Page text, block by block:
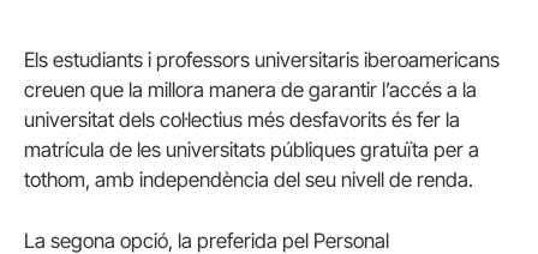
Els estudiants i professors universitaris iberoamericans
creuen que la millora manera de garantir l’accés a la
universitat dels col·lectius més desfavorits és fer la
matrícula de les universitats públiques gratuïta per a
tothom, amb independència del seu nivell de renda.
La segona opció, la preferida pel Personal